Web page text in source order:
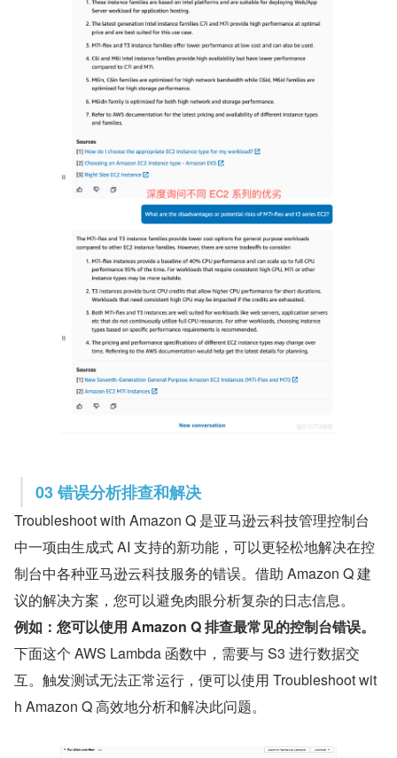
03 错误分析排查和解决
Troubleshoot with Amazon Q 是亚马逊云科技管理控制台
中一项由生成式 AI 支持的新功能，可以更轻松地解决在控
制台中各种亚马逊云科技服务的错误。借助 Amazon Q 建
议的解决方案，您可以避免肉眼分析复杂的日志信息。
例如：您可以使用 Amazon Q 排查最常见的控制台错误。
下面这个 AWS Lambda 函数中，需要与 S3 进行数据交
互。触发测试无法正常运行，便可以使用 Troubleshoot wit
h Amazon Q 高效地分析和解决此问题。